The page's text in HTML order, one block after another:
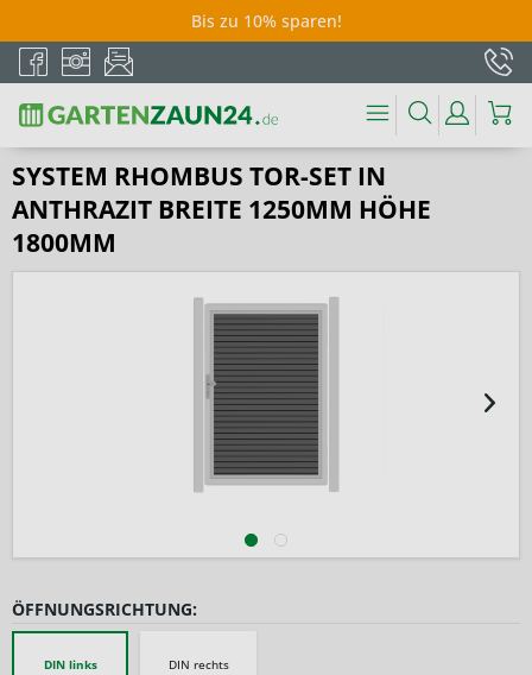
Bis zu 10% sparen!
SYSTEM RHOMBUS TOR-SET IN
ANTHRAZIT BREITE 1250MM HÖHE
1800MM
ÖFFNUNGSRICHTUNG:
DIN links DIN rechts